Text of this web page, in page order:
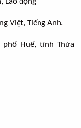
Lao động
Việt, Tiếng Anh.
phố Huế, tỉnh Thừa